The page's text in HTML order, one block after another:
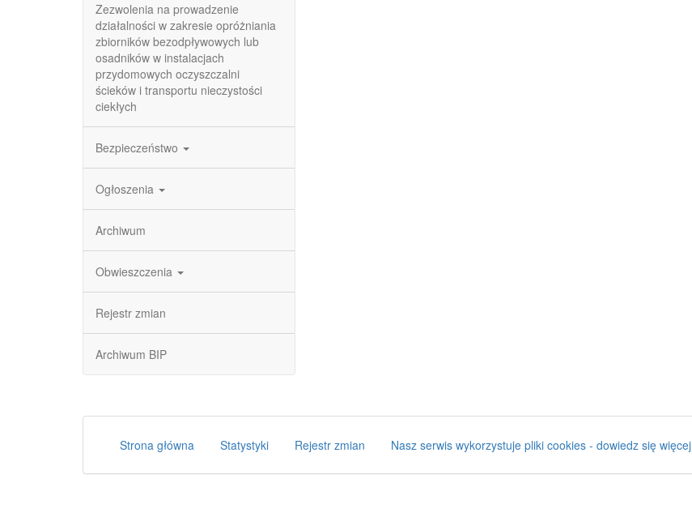
Zezwolenia na prowadzenie
działalności w zakresie opróżniania
zbiorników bezodpływowych lub
osadników w instalacjach
przydomowych oczyszczalni
ścieków i transportu nieczystości
ciekłych
Bezpieczeństwo
Ogłoszenia
Archiwum
Obwieszczenia
Rejestr zmian
Archiwum BIP
Strona główna Statystyki Rejestr zmian Nasz serwis wykorzystuje pliki cookies - dowiedz się więcej